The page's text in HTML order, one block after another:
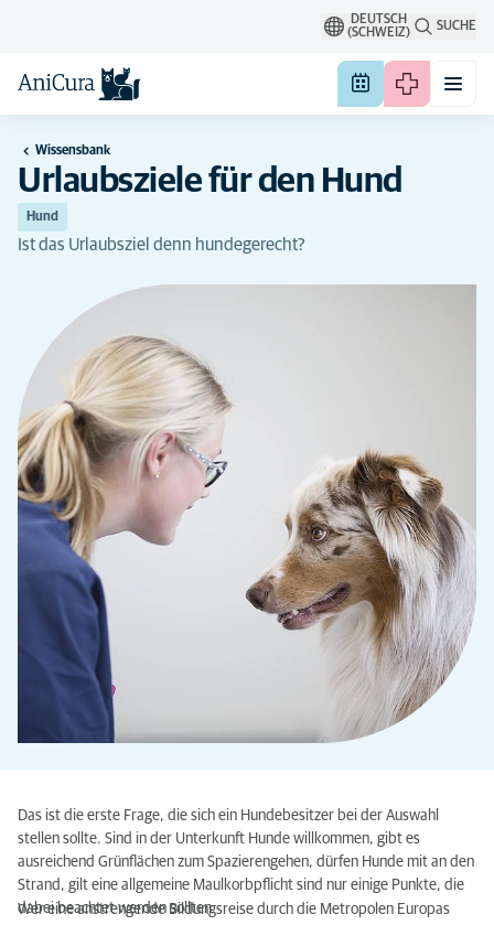
DEUTSCH
(SCHWEIZ)
SUCHE
Wissensbank
Urlaubsziele für den Hund
Hund
Ist das Urlaubsziel denn hundegerecht?
Das ist die erste Frage, die sich ein Hundebesitzer bei der Auswahl
stellen sollte. Sind in der Unterkunft Hunde willkommen, gibt es
ausreichend Grünflächen zum Spazierengehen, dürfen Hunde mit an den
Strand, gilt eine allgemeine Maulkorbpflicht sind nur einige Punkte, die
dabei beachtet werden sollten.
Wer eine anstrengende Bildungsreise durch die Metropolen Europas